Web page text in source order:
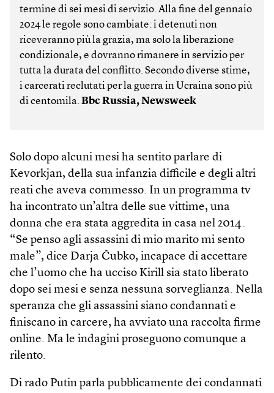
termine di sei mesi di servizio. Alla fine del gennaio
2024 le regole sono cambiate: i detenuti non
riceveranno più la grazia, ma solo la liberazione
condizionale, e dovranno rimanere in servizio per
tutta la durata del conflitto. Secondo diverse stime,
i carcerati reclutati per la guerra in Ucraina sono più
di centomila.Bbc Russia, Newsweek
Solo dopo alcuni mesi ha sentito parlare di
Kevorkjan, della sua infanzia difficile e degli altri
reati che aveva commesso. In un programma tv
ha incontrato un’altra delle sue vittime, una
donna che era stata aggredita in casa nel 2014.
“Se penso agli assassini di mio marito mi sento
male”, dice Darja Čubko, incapace di accettare
che l’uomo che ha ucciso Kirill sia stato liberato
dopo sei mesi e senza nessuna sorveglianza. Nella
speranza che gli assassini siano condannati e
finiscano in carcere, ha avviato una raccolta firme
online. Ma le indagini proseguono comunque a
rilento.
Di rado Putin parla pubblicamente dei condannati